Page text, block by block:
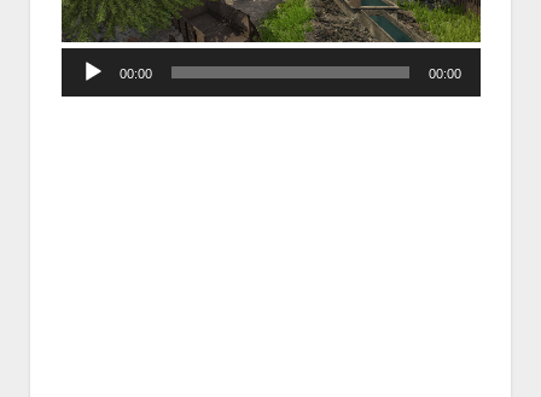
Player
00:00 00:00